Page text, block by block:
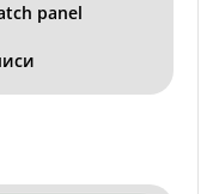
panel